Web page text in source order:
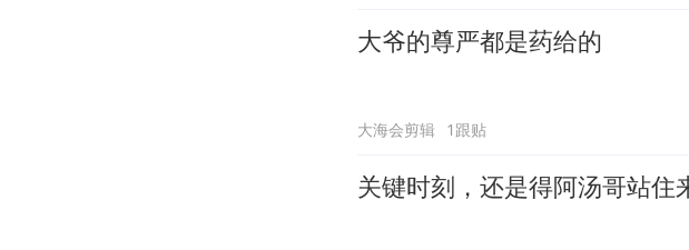
大爷的尊严都是药给的
大海会剪辑 1跟贴
关键时刻，还是得阿汤哥站住